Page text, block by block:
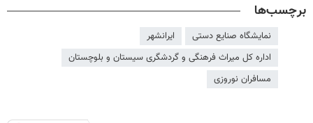
برچسب‌ها
نمایشگاه صنایع دستی
ایرانشهر
اداره کل میراث فرهنگی و گردشگری سیستان و بلوچستان
مسافران نوروزی